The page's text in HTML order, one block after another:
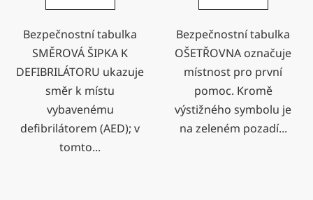
Bezpečnostní tabulka
SMĚROVÁ ŠIPKA K
DEFIBRILÁTORU ukazuje
směr k místu
vybavenému
defibrilátorem (AED); v
tomto...
Bezpečnostní tabulka
OŠETŘOVNA označuje
místnost pro první
pomoc. Kromě
výstižného symbolu je
na zeleném pozadí...